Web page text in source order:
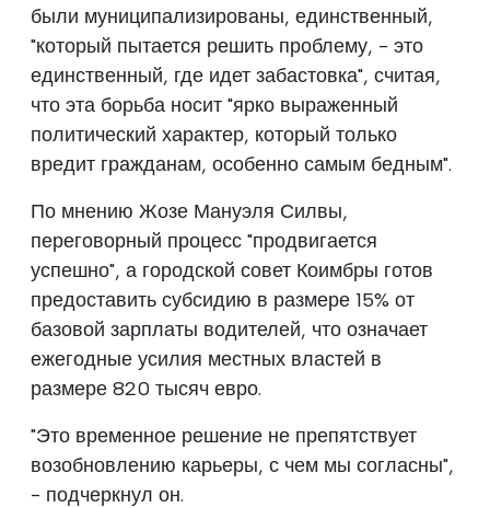
были муниципализированы, единственный,
"который пытается решить проблему, - это
единственный, где идет забастовка", считая,
что эта борьба носит "ярко выраженный
политический характер, который только
вредит гражданам, особенно самым бедным".
По мнению Жозе Мануэля Силвы,
переговорный процесс "продвигается
успешно", а городской совет Коимбры готов
предоставить субсидию в размере 15% от
базовой зарплаты водителей, что означает
ежегодные усилия местных властей в
размере 820 тысяч евро.
"Это временное решение не препятствует
возобновлению карьеры, с чем мы согласны",
- подчеркнул он.